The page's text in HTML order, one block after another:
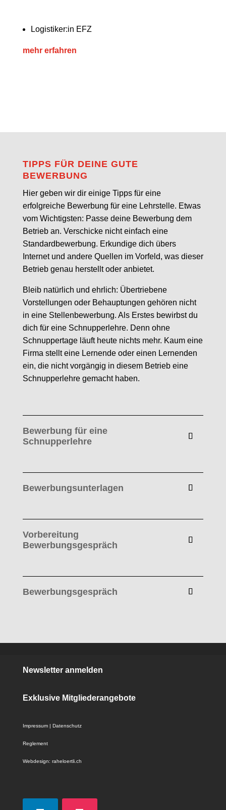
Logistiker:in EFZ
mehr erfahren
TIPPS FÜR DEINE GUTE
BEWERBUNG
Hier geben wir dir einige Tipps für eine
erfolgreiche Bewerbung für eine Lehrstelle. Etwas
vom Wichtigsten: Passe deine Bewerbung dem
Betrieb an. Verschicke nicht einfach eine
Standardbewerbung. Erkundige dich übers
Internet und andere Quellen im Vorfeld, was dieser
Betrieb genau herstellt oder anbietet.
Bleib natürlich und ehrlich: Übertriebene
Vorstellungen oder Behauptungen gehören nicht
in eine Stellenbewerbung. Als Erstes bewirbst du
dich für eine Schnupperlehre. Denn ohne
Schnuppertage läuft heute nichts mehr. Kaum eine
Firma stellt eine Lernende oder einen Lernenden
ein, die nicht vorgängig in diesem Betrieb eine
Schnupperlehre gemacht haben.
Bewerbung für eine
Schnupperlehre
Bewerbungsunterlagen
Vorbereitung
Bewerbungsgespräch
Bewerbungsgespräch
Newsletter anmelden
Exklusive Mitgliederangebote
Impressum| Datenschutz
Reglement
Webdesign: raheloertli.ch